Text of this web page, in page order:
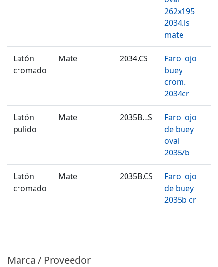
262x195
2034.ls
mate
Latón
cromado
Mate 2034.CS
Farol ojo
buey
crom.
2034cr
Latón
pulido
Mate 2035B.LS
Farol ojo
de buey
oval
2035/b
Latón
cromado
Mate 2035B.CS
Farol ojo
de buey
2035b cr
Marca / Proveedor